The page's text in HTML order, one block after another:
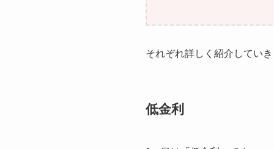
それぞれ詳しく紹介してい
低金利